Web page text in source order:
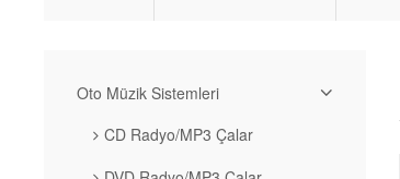
Oto Müzik Sistemleri
CD Radyo/MP3 Çalar